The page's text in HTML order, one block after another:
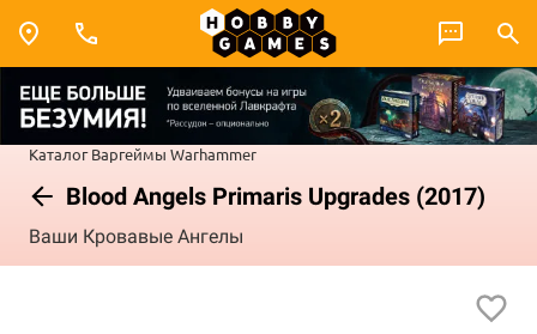
Каталог Варгеймы Warhammer
Blood Angels Primaris Upgrades (2017)
Ваши Кровавые Ангелы